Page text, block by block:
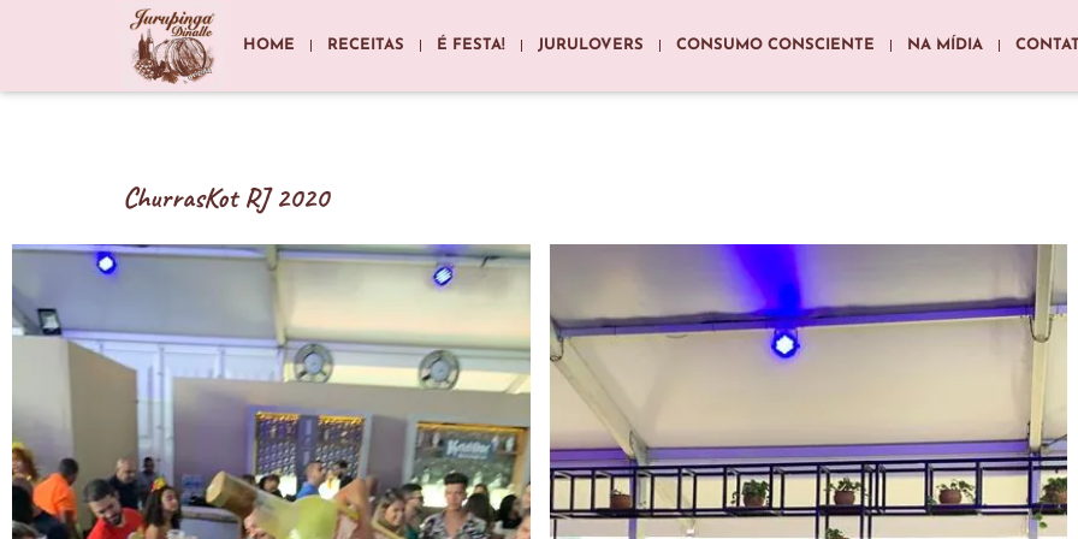
HOME RECEITAS É FESTA! JURULOVERS CONSUMO CONSCIENTE NA MÍDIA
ChurrasKot RJ 2020